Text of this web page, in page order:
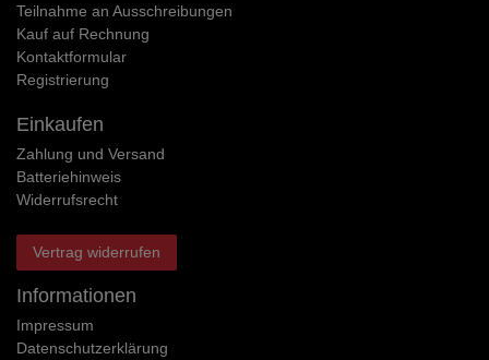
Teilnahme an Ausschreibungen
Kauf auf Rechnung
Kontaktformular
Registrierung
Einkaufen
Zahlung und Versand
Batteriehinweis
Widerrufs­recht
Vertrag widerrufen
Informationen
Impressum
Daten­schutz­erklärung